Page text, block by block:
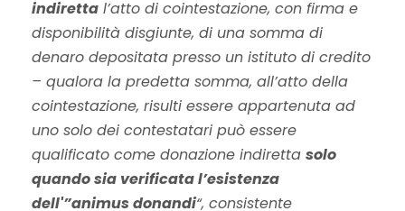
indiretta l’atto di cointestazione, con firma e
disponibilità disgiunte, di una somma di
denaro depositata presso un istituto di credito
– qualora la predetta somma, all’atto della
cointestazione, risulti essere appartenuta ad
uno solo dei contestatari può essere
qualificato come donazione indiretta solo
quando sia verificata l’esistenza
dell'”animus donandi“, consistente